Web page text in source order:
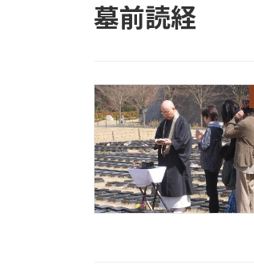
墓前読経